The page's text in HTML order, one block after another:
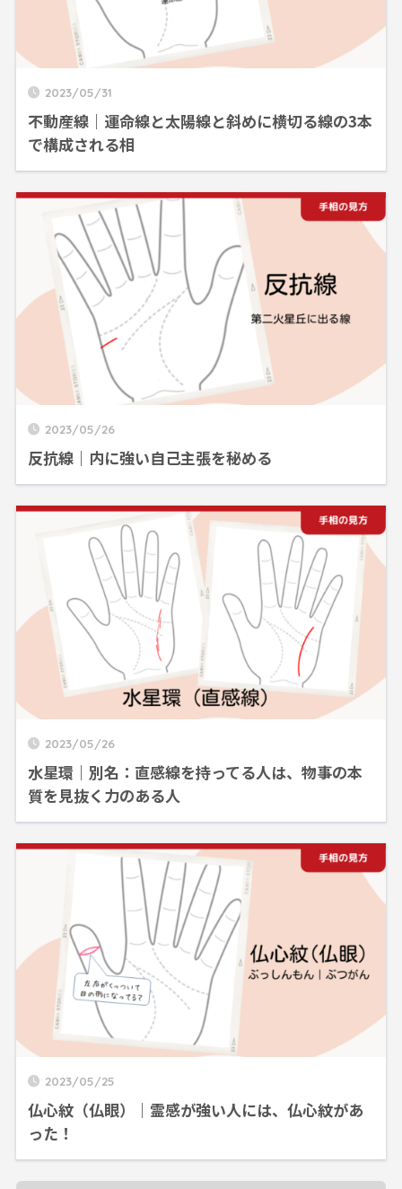
2023/05/31
不動産線｜運命線と太陽線と斜めに横切る線の3本
で構成される相
2023/05/26
反抗線｜内に強い自己主張を秘める
2023/05/26
水星環｜別名：直感線を持ってる人は、物事の本
質を見抜く力のある人
2023/05/25
仏心紋（仏眼）｜霊感が強い人には、仏心紋があ
った！